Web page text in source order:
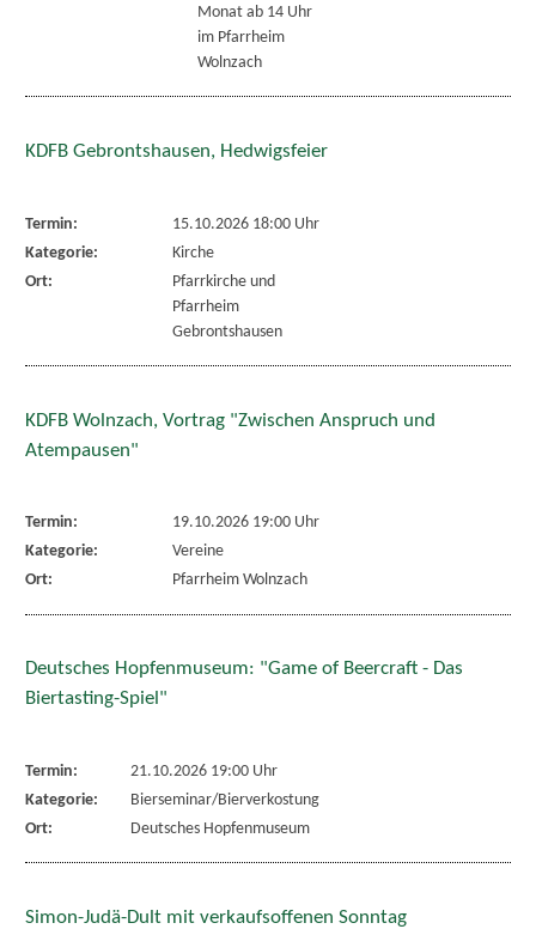
Monat ab 14 Uhr
im Pfarrheim
Wolnzach
KDFB Gebrontshausen, Hedwigsfeier
Termin:
15.10.2026 18:00 Uhr
Kategorie:
Kirche
Ort:
Pfarrkirche und
Pfarrheim
Gebrontshausen
KDFB Wolnzach, Vortrag "Zwischen Anspruch und
Atempausen"
Termin:
19.10.2026 19:00 Uhr
Kategorie:
Vereine
Ort:
Pfarrheim Wolnzach
Deutsches Hopfenmuseum: "Game of Beercraft - Das
Biertasting-Spiel"
Termin:
21.10.2026 19:00 Uhr
Kategorie:
Bierseminar/Bierverkostung
Ort:
Deutsches Hopfenmuseum
Simon-Judä-Dult mit verkaufsoffenen Sonntag